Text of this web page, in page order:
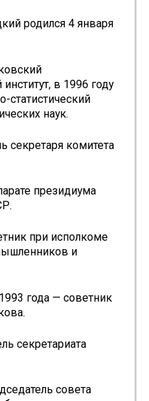
родился 4 января
в 1996 году
наук.
секретаря комитета
президиума
при исполкоме
и
года — советник
секретариата
совета